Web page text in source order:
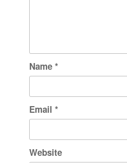
Name *
Email *
Website